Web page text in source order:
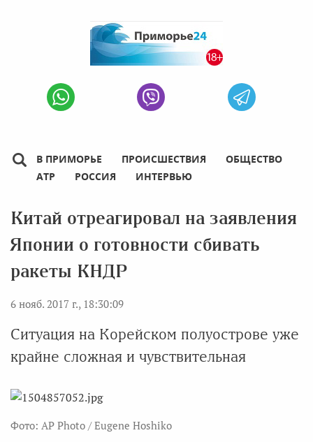
В ПРИМОРЬЕ ПРОИСШЕСТВИЯ
ОБЩЕСТВО
АТР
РОССИЯ ИНТЕРВЬЮ
Китай отреагировал на заявления
Японии о готовности сбивать
ракеты КНДР
6 нояб. 2017 г., 18:30:09
Ситуация на Корейском полуострове уже
крайне сложная и чувствительная
Фото: AP Photo / Eugene Hoshiko